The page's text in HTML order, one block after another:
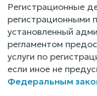
Регистрационные
регистрационными
установленный
регламентом
услуги по
если иное не
Федеральным